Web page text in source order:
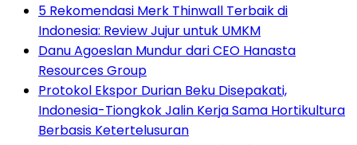
5 Rekomendasi Merk Thinwall Terbaik di
Indonesia: Review Jujur untuk UMKM
Danu Agoeslan Mundur dari CEO Hanasta
Resources Group
Protokol Ekspor Durian Beku Disepakati,
Indonesia-Tiongkok Jalin Kerja Sama Hortikultura
Berbasis Ketertelusuran